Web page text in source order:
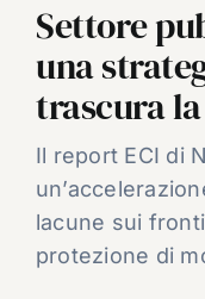
VIDEO
EVENTI
CHI SIAMO
Settore
una
trascura
Il report ECI di
lacune sui
protezione di